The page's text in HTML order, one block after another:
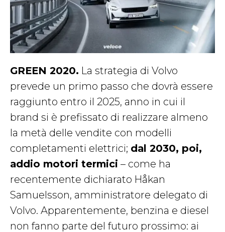
GREEN 2020. La strategia di Volvo
prevede un primo passo che dovrà essere
raggiunto entro il 2025, anno in cui il
brand si è prefissato di realizzare almeno
la metà delle vendite con modelli
completamenti elettrici; dal 2030, poi,
addio motori termici – come ha
recentemente dichiarato Håkan
Samuelsson, amministratore delegato di
Volvo. Apparentemente, benzina e diesel
non fanno parte del futuro prossimo: ai